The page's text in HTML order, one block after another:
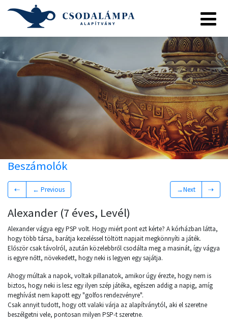
Beszámolók
⇠ ← Previous →Next ⇢
Alexander (7 éves, Levél)
Alexander vágya egy PSP volt. Hogy miért pont ezt kérte? A kórházban látta,
hogy több társa, barátja kezeléssel töltött napjait megkönnyíti a játék.
Először csak távolról, azután közelebbről csodálta meg a masinát, így vágya
is egyre nőtt, növekedett, hogy neki is legyen egy sajátja.
Ahogy múltak a napok, voltak pillanatok, amikor úgy érezte, hogy nem is
biztos, hogy neki is lesz egy ilyen szép játéka, egészen addig a napig, amíg
meghívást nem kapott egy "golfos rendezvényre".
Csak annyit tudott, hogy ott valaki várja az alapítványtól, aki el szeretne
beszélgetni vele, pontosan milyen PSP-t szeretne.